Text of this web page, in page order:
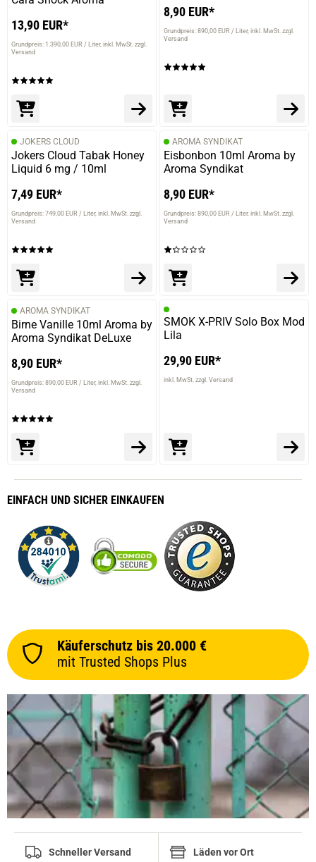
13,90 EUR*
Grundpreis: 1.390,00 EUR / Liter inkl. MwSt. zzgl.
Versand
8,90 EUR*
Grundpreis: 890,00 EUR / Liter inkl. MwSt. zzgl.
Versand
JOKERS CLOUD
Jokers Cloud Tabak Honey
Liquid 6 mg / 10ml
7,49 EUR*
Grundpreis: 749,00 EUR / Liter inkl. MwSt. zzgl.
Versand
AROMA SYNDIKAT
Eisbonbon 10ml Aroma by
Aroma Syndikat
8,90 EUR*
Grundpreis: 890,00 EUR / Liter inkl. MwSt. zzgl.
Versand
AROMA SYNDIKAT
Birne Vanille 10ml Aroma by
Aroma Syndikat DeLuxe
8,90 EUR*
Grundpreis: 890,00 EUR / Liter inkl. MwSt. zzgl.
Versand
SMOK X-PRIV Solo Box Mod
Lila
29,90 EUR*
inkl. MwSt. zzgl. Versand
EINFACH UND SICHER EINKAUFEN
Käuferschutz bis 20.000 €
mit Trusted Shops Plus
Schneller Versand Läden vor Ort